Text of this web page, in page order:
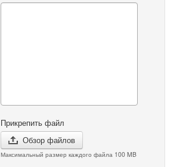
Прикрепить файл
Обзор файлов
Максимальный размер каждого файла 100 MB